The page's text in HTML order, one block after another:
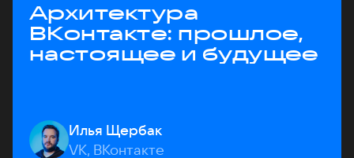
Архитектура
ВКонтакте: прошлое,
настоящее и будущее
Илья Щербак
VK, ВКонтакте